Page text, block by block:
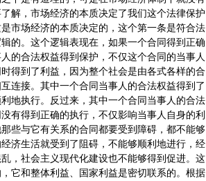
解，市场经济的本质决定了我们这个法律保护
市场经济的本质决定的，这个第一条是符合法
的。这个逻辑表现在，如果一个合同得到正确
的合法权益得到保护，不仅这个合同的当事人
得到了利益，因为整个社会是由各式各样的合
连接。其中一个合同当事人的合法权益得到了
地执行。反过来，其中一个合同当事人的合法
有得到正确的执行，不仅影响当事人自身的利
些与它有关系的合同都要受到障碍，都不能够
济生活就受到了阻碍，不能够顺利地进行，经
，社会主义现代化建设也不能够得到促进。这
它和整体利益、国家利益是密切联系的。根据